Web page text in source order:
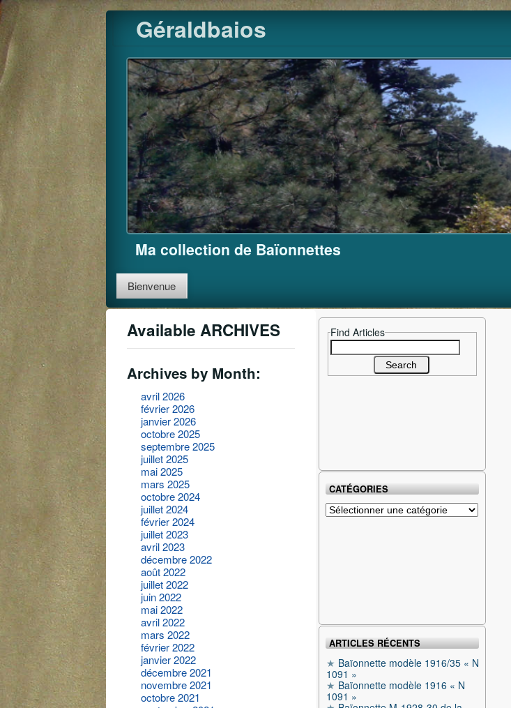
Pour m'aider à financer ce site.
Skip
to
content
Géraldbaios
Ma collection de Baïonnettes
Bienvenue
Available ARCHIVES
Archives by Month:
avril 2026
février 2026
janvier 2026
octobre 2025
septembre 2025
juillet 2025
mai 2025
mars 2025
octobre 2024
juillet 2024
février 2024
juillet 2023
avril 2023
décembre 2022
août 2022
juillet 2022
juin 2022
mai 2022
avril 2022
mars 2022
février 2022
janvier 2022
décembre 2021
novembre 2021
octobre 2021
Find Articles
Search
for:
CATÉGORIES
Catégories
ARTICLES RÉCENTS
Baïonnette modèle 1916/35 « N
1091 »
Baïonnette modèle 1916 « N
1091 »